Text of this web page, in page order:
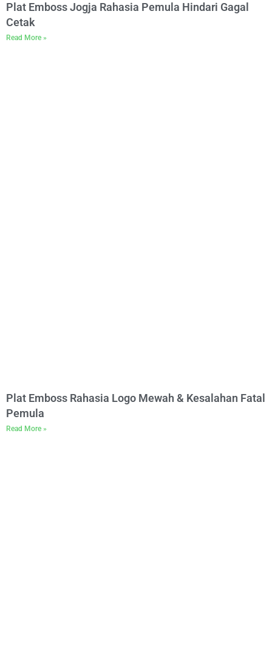
Plat Emboss Jogja Rahasia Pemula Hindari Gagal
Cetak
Read More »
Plat Emboss Rahasia Logo Mewah & Kesalahan Fatal
Pemula
Read More »